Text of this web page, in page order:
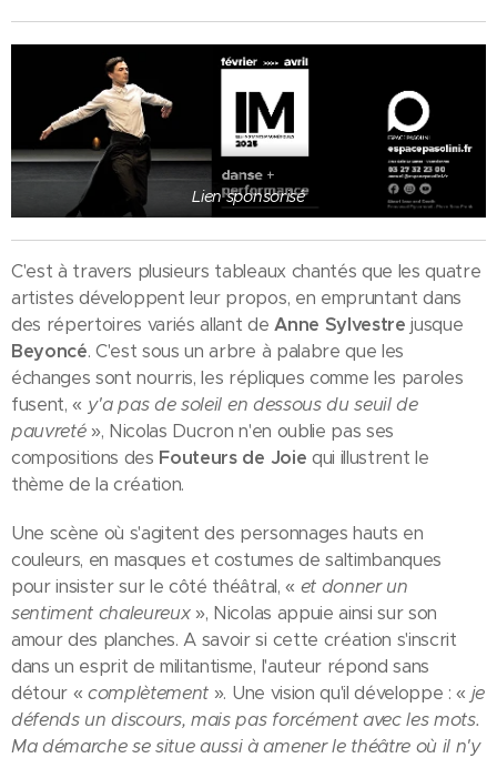
Lien sponsorisé
C'est à travers plusieurs tableaux chantés que les quatre
artistes développent leur propos, en empruntant dans
des répertoires variés allant deAnne Sylvestre jusque
Beyoncé. C'est sous un arbre à palabre que les
échanges sont nourris, les répliques comme les paroles
fusent, « y'a pas de soleil en dessous du seuil de
pauvreté», Nicolas Ducron n'en oublie pas ses
compositions des Fouteurs de Joie qui illustrent le
thème de la création.
Une scène où s'agitent des personnages hauts en
couleurs, en masques et costumes de saltimbanques
pour insister sur le côté théâtral, « et donner un
sentiment chaleureux», Nicolas appuie ainsi sur son
amour des planches. A savoir si cette création s'inscrit
dans un esprit de militantisme, l'auteur répond sans
détour «complètement ». Une vision qu'il développe : « je
défends un discours, mais pas forcément avec les mots.
Ma démarche se situe aussi à amener le théâtre où il n'y